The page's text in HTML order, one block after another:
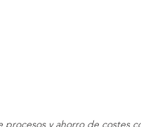
procesos y ahorro de costes